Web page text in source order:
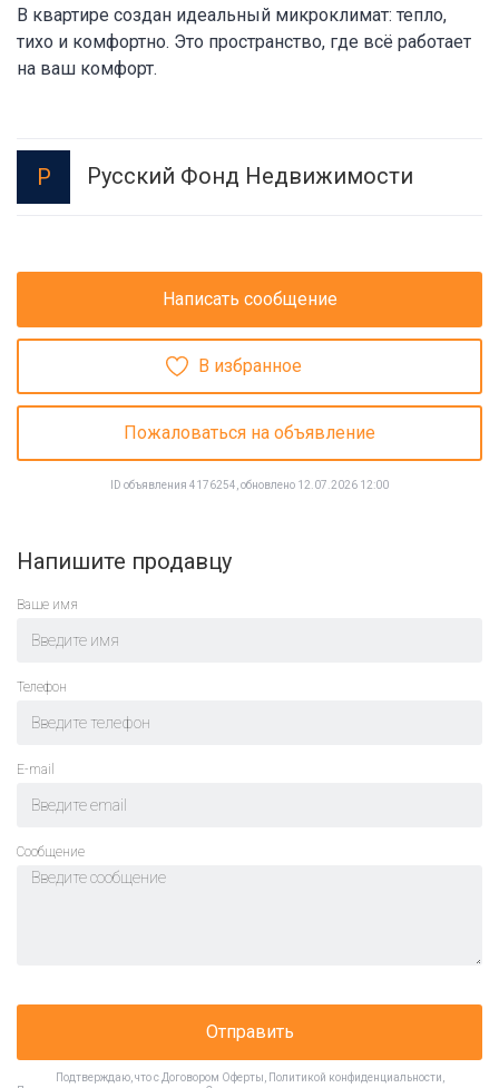
В квартире создан идеальный микроклимат: тепло,
тихо и комфортно. Это пространство, где всё работает
на ваш комфорт.
Р Русский Фонд Недвижимости
Написать сообщение
В избранное
Пожаловаться на объявление
ID объявления 4176254, обновлено 12.07.2026 12:00
Напишите продавцу
Ваше имя
Телефон
E-mail
Cообщение
Отправить
Подтверждаю, что с Договором Оферты Политикой конфиденциальности